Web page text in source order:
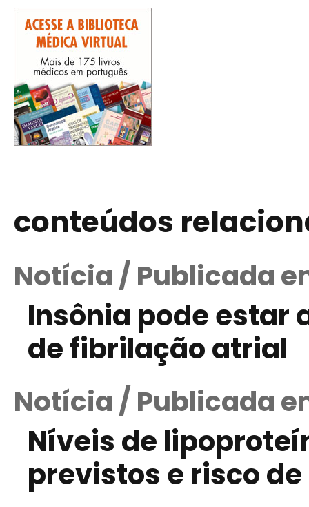
conteúdos
Notícia / Publicada
Insônia pode estar
de fibrilação atrial
Notícia / Publicada
Níveis de
previstos e risco